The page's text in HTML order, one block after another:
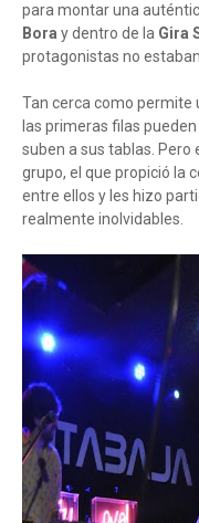
para montar una
Bora y dentro de la Gira
protagonistas no
Tan cerca como permite
las primeras filas
suben a sus tablas. Pero
grupo, el que propició la
entre ellos y les hizo
realmente inolvidables.